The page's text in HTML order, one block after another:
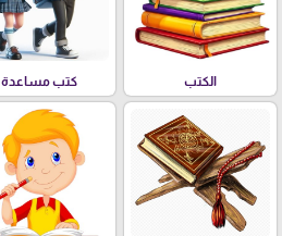
الكتب كتب مساعدة